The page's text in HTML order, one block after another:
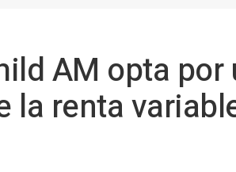
AM opta por
la renta